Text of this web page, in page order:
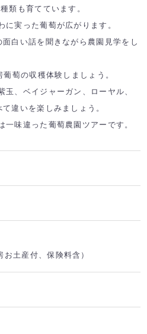
類も育てています。
実った葡萄が広がります。
白い話を聞きながら農園見学をし
萄の収穫体験しましょう。
、ベイジャーガン、ローヤル、
違いを楽しみましょう。
味違った葡萄農園ツアーです。
土産付、保険料含）